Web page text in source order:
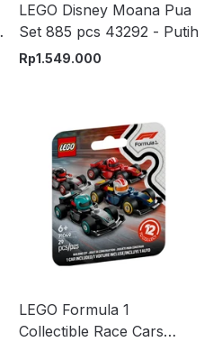
LEGO Disney Moana Pua
Set 885 pcs 43292 - Putih
Rp1.549.000
LEGO Formula 1
Collectible Race Cars